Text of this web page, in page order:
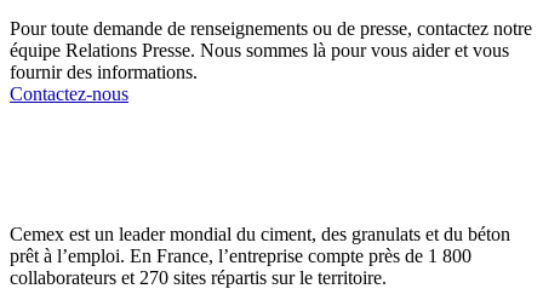
Pour toute demande de renseignements ou de presse, contactez notre
équipe Relations Presse. Nous sommes là pour vous aider et vous
fournir des informations.
Contactez-nous
Cemex est un leader mondial du ciment, des granulats et du béton
prêt à l’emploi. En France, l’entreprise compte près de 1 800
collaborateurs et 270 sites répartis sur le territoire.